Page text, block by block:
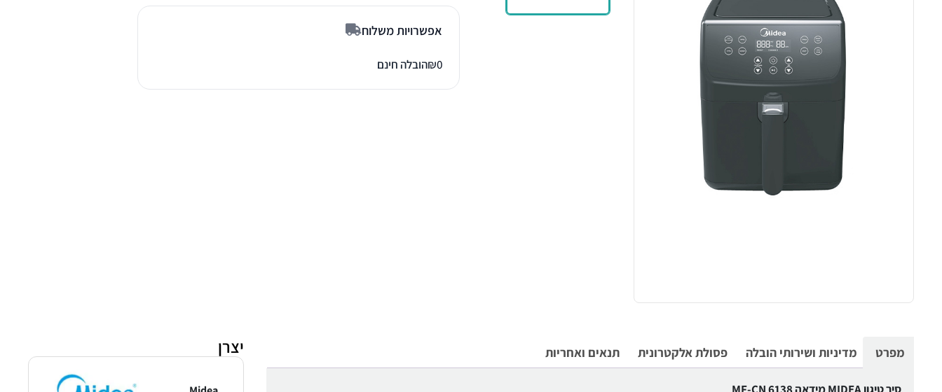
MF-
אפשרויות משלוח
₪0 הובלה חינם
מפרט מדיניות ושירותי הובלה פסולת אלקטרונית תנאים ואחריות יצרן